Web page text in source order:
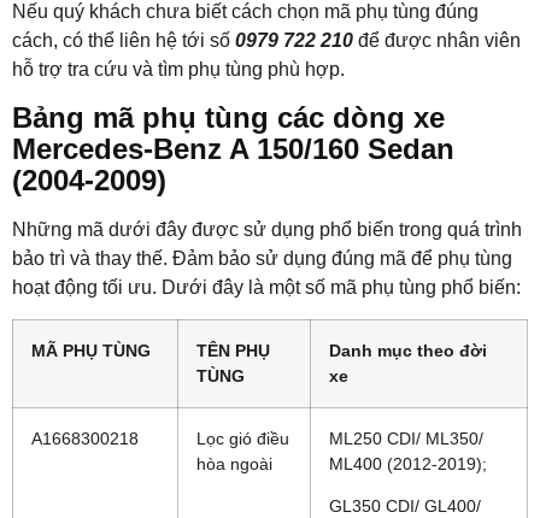
Nếu quý khách chưa biết cách chọn mã phụ tùng đúng
cách, có thể liên hệ tới số 0979 722 210 để được nhân viên
hỗ trợ tra cứu và tìm phụ tùng phù hợp.
Bảng mã phụ tùng các dòng xe
Mercedes-Benz A 150/160 Sedan
(2004-2009)
Những mã dưới đây được sử dụng phổ biến trong quá trình
bảo trì và thay thế. Đảm bảo sử dụng đúng mã để phụ tùng
hoạt động tối ưu. Dưới đây là một số mã phụ tùng phổ biến:
MÃ PHỤ TÙNG
TÊN PHỤ
TÙNG
Danh mục theo đời
xe
A1668300218
Lọc gió điều
hòa ngoài
ML250 CDI/ ML350/
ML400 (2012-2019);
GL350 CDI/ GL400/